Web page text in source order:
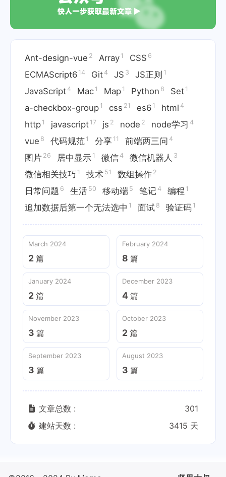
Ant-design-vue 2 Array 1 CSS 6
ECMAScript6 14 Git 4 JS 3 JS正则 1
JavaScript 4 Mac 1 Map 1 Python 8 Set 1
a-checkbox-group 1 css 21 es6 1 html 4
http 1 javascript 17 js 2 node 2 node学习 4
vue 8 代码规范 1 分享 11 前端两三问 4
图片 26 居中显示 1 微信 4 微信机器人 3
微信相关技巧 1 技术 51 数组操作 2
日常问题 6 生活 50 移动端 5 笔记 4 编程 1
追加数据后第一个无法选中 1 面试 8 验证码 1
March 2024
2 篇
February 2024
8 篇
January 2024
2 篇
December 2023
4 篇
November 2023
3 篇
October 2023
2 篇
September 2023
3 篇
August 2023
3 篇
文章总数 :
301
建站天数 :
3415 天